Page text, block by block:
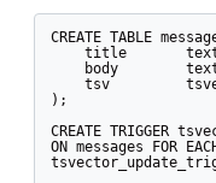
CREATE TABLE
title
body
tsv
);
CREATE TRIGGER
ON messages FOR